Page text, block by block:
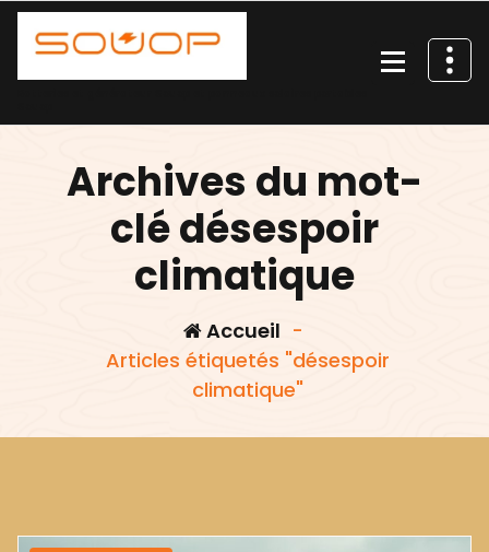
Aller
Archives du mot-
clé désespoir
climatique
Accueil -
Articles étiquetés "désespoir
climatique"